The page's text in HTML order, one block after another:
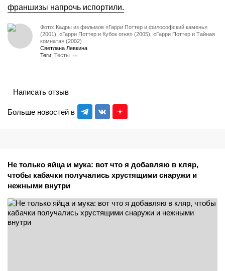
франшизы напрочь испортили.
Фото: Кадры из фильмов «Гарри Поттер и философский камень»
(2001), «Гарри Поттер и Кубок огня» (2005), «Гарри Поттер и Тайная
комната» (2002)
Светлана Левкина
Теги: Тесты
Больше новостей в
Написать отзыв
Не только яйца и мука: вот что я добавляю в кляр,
чтобы кабачки получались хрустящими снаружи и
нежными внутри